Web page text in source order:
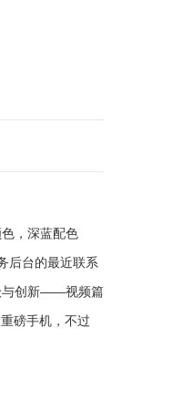
，深蓝配色
后台的最近联系
与创新——视频篇
磅手机，不过